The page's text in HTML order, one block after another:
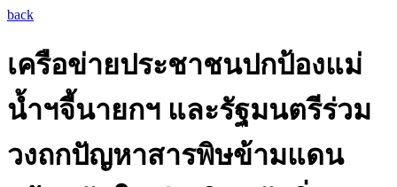
back
เครือข่ายประชาชนปกป้องแม่
น้ำฯจี้นายกฯ และรัฐมนตรีร่วม
วงถกปัญหาสารพิษข้ามแดน